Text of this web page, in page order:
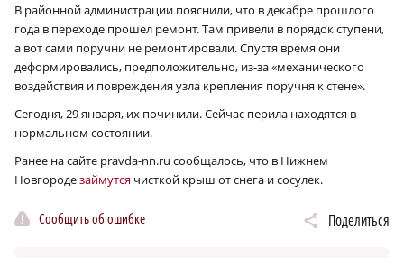
В районной администрации пояснили, что в декабре прошлого
года в переходе прошел ремонт. Там привели в порядок ступени,
а вот сами поручни не ремонтировали. Спустя время они
деформировались, предположительно, из-за «механического
воздействия и повреждения узла крепления поручня к стене».
Сегодня, 29 января, их починили. Сейчас перила находятся в
нормальном состоянии.
Ранее на сайте pravda-nn.ru сообщалось, что в Нижнем
Новгородезаймутся чисткой крыш от снега и сосулек.
Сообщить об ошибке Поделиться